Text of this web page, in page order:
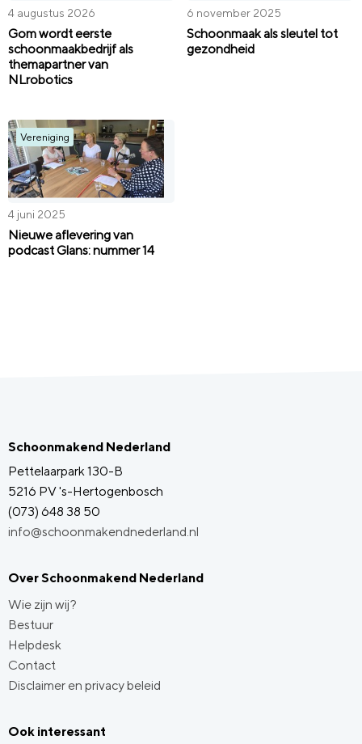
4 augustus 2026
Gom wordt eerste
schoonmaakbedrijf als
themapartner van
NLrobotics
6 november 2025
Schoonmaak als sleutel tot
gezondheid
Vereniging
4 juni 2025
Nieuwe aflevering van
podcast Glans: nummer 14
Schoonmakend Nederland
Pettelaarpark 130-B
5216 PV 's-Hertogenbosch
(073) 648 38 50
info@schoonmakendnederland.nl
Over Schoonmakend Nederland
Wie zijn wij?
Bestuur
Helpdesk
Contact
Disclaimer en privacy beleid
Ook interessant